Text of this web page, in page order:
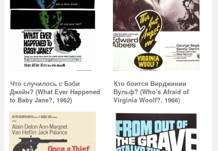
Что случилось с Бэби
Джейн? (What Ever Happened
to Baby Jane?, 1962)
Кто боится Вирджинии
Вульф? (Who’s Afraid of
Virginia Woolf?, 1966)